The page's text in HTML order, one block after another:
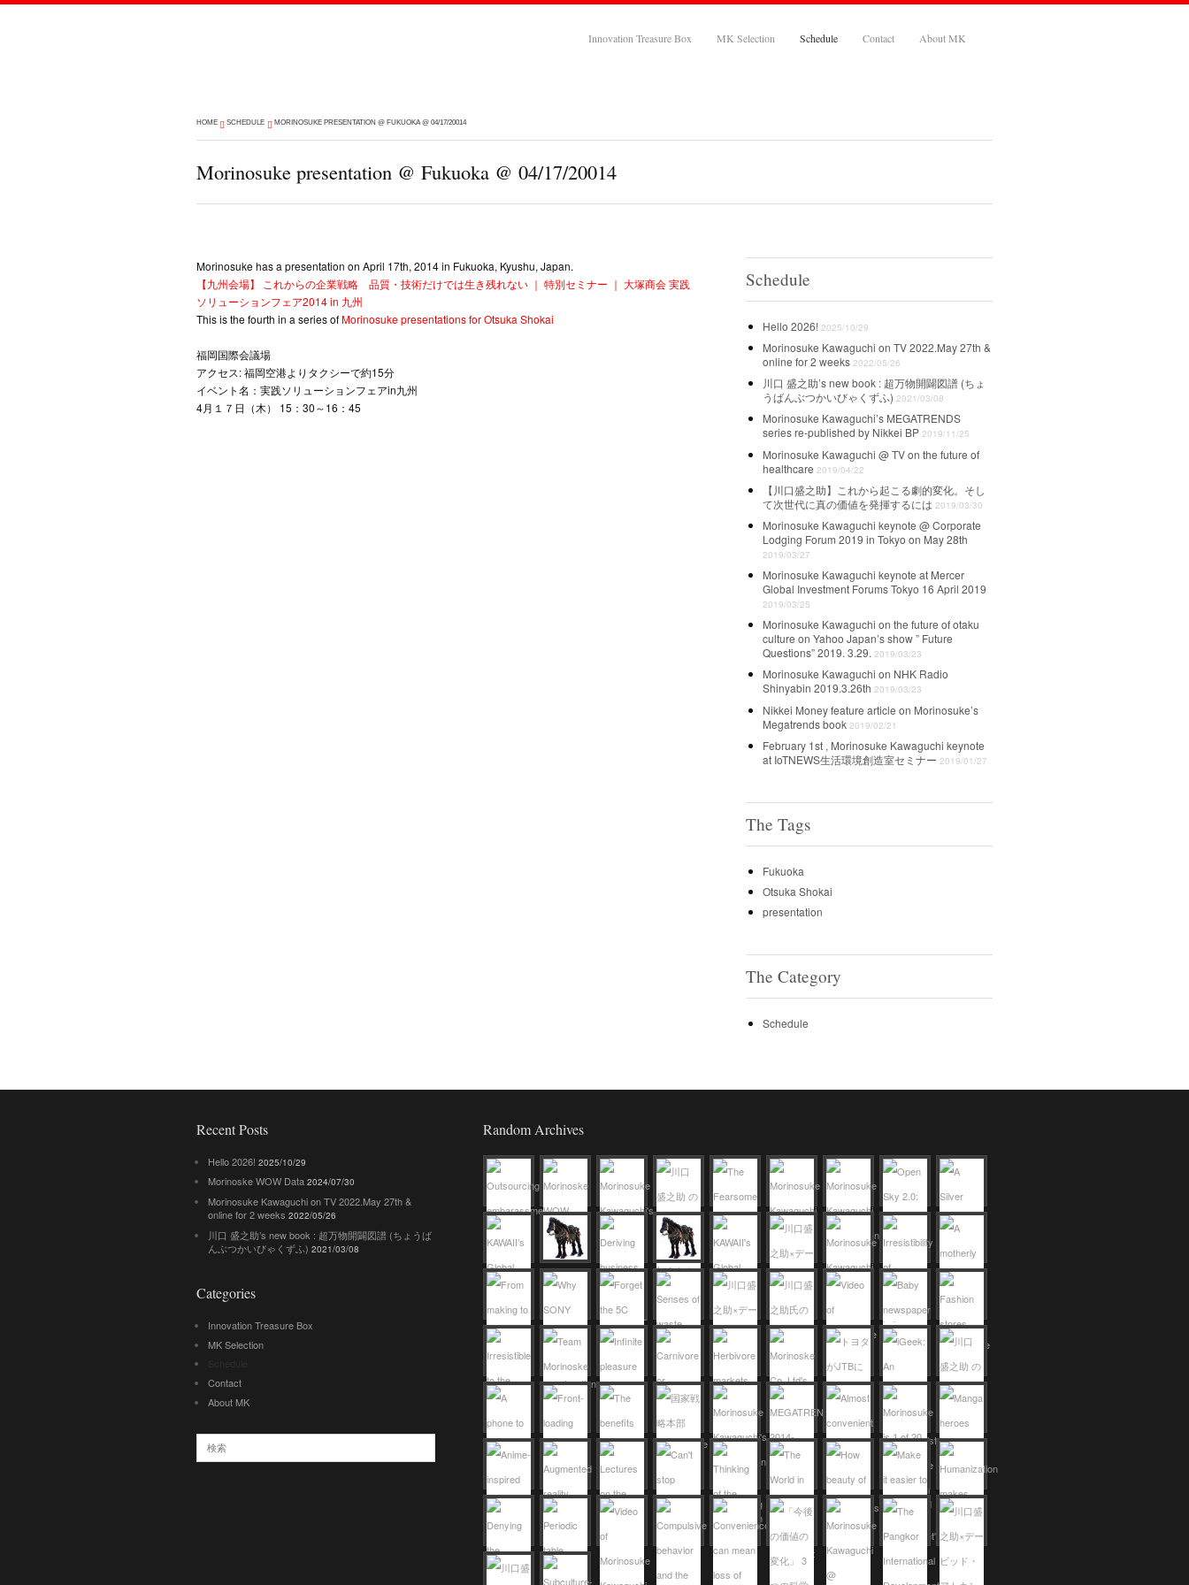
Innovation Treasure Box MK Selection Schedule Contact About MK
HOME SCHEDULE MORINOSUKE PRESENTATION @ FUKUOKA @ 04/17/20014
Morinosuke presentation @ Fukuoka @ 04/17/20014
Morinosuke has a presentation on April 17th, 2014 in Fukuoka, Kyushu, Japan.
【九州会場】 これからの企業戦略 品質・技術だけでは生き残れない ｜ 特別セミナー ｜ 大塚商会 実践
ソリューションフェア2014 in 九州
This is the fourth in a series ofMorinosuke presentations for Otsuka Shokai
福岡国際会議場
アクセス: 福岡空港よりタクシーで約15分
イベント名：実践ソリューションフェアin九州
4月１７日（木） 15：30～16：45
Schedule
Hello 2026! 2025/10/29
Morinosuke Kawaguchi on TV 2022.May 27th &
online for 2 weeks 2022/05/26
川口 盛之助’s new book : 超万物開闢図譜 (ちょ
うばんぶつかいびゃくずふ) 2021/03/08
Morinosuke Kawaguchi’s MEGATRENDS
series re-published by Nikkei BP 2019/11/25
Morinosuke Kawaguchi @ TV on the future of
healthcare 2019/04/22
【川口盛之助】これから起こる劇的変化。そし
て次世代に真の価値を発揮するには 2019/03/30
Morinosuke Kawaguchi keynote @ Corporate
Lodging Forum 2019 in Tokyo on May 28th
2019/03/27
Morinosuke Kawaguchi keynote at Mercer
Global Investment Forums Tokyo 16 April 2019
2019/03/25
Morinosuke Kawaguchi on the future of otaku
culture on Yahoo Japan’s show ” Future
Questions” 2019. 3.29. 2019/03/23
Morinosuke Kawaguchi on NHK Radio
Shinyabin 2019.3.26th 2019/03/23
Nikkei Money feature article on Morinosuke’s
Megatrends book 2019/02/21
February 1st , Morinosuke Kawaguchi keynote
at IoTNEWS生活環境創造室セミナー 2019/01/27
The Tags
Fukuoka
Otsuka Shokai
presentation
The Category
Schedule
Recent Posts
Hello 2026! 2025/10/29
Morinoske WOW Data 2024/07/30
Morinosuke Kawaguchi on TV 2022.May 27th &
online for 2 weeks 2022/05/26
川口 盛之助’s new book : 超万物開闢図譜 (ちょうば
んぶつかいびゃくずふ) 2021/03/08
Categories
Innovation Treasure Box
MK Selection
Contact
About MK
Random Archives